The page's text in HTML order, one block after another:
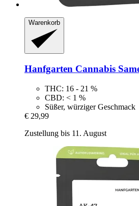
Warenkorb
Hanfgarten Cannabis
THC: 16 - 21 %
CBD: < 1 %
Süßer, würziger Geschmack
€ 29,99
Zustellung bis 11. August